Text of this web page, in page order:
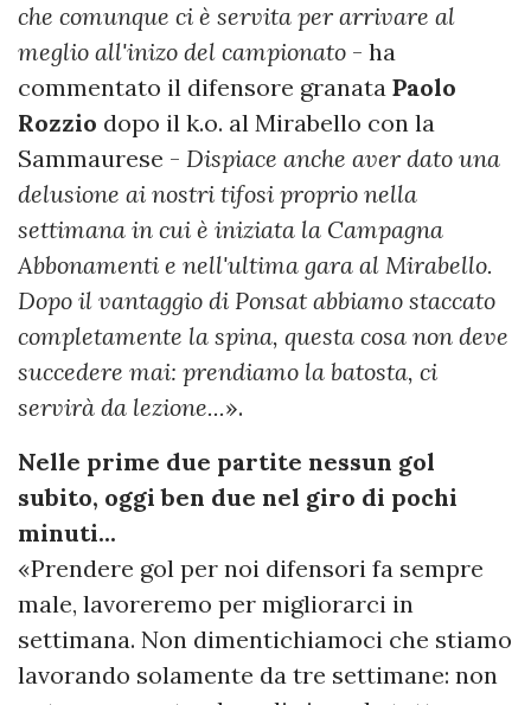
che comunque ci è servita per arrivare al
meglio all'inizo del campionato - ha
commentato il difensore granata Paolo
Rozzio dopo il k.o. al Mirabello con la
Sammaurese - Dispiace anche aver dato una
delusione ai nostri tifosi proprio nella
settimana in cui è iniziata la Campagna
Abbonamenti e nell'ultima gara al Mirabello.
Dopo il vantaggio di Ponsat abbiamo staccato
completamente la spina, questa cosa non deve
succedere mai: prendiamo la batosta, ci
servirà da lezione...».
Nelle prime due partite nessun gol
subito, oggi ben due nel giro di pochi
minuti...
«Prendere gol per noi difensori fa sempre
male, lavoreremo per migliorarci in
settimana. Non dimentichiamoci che stiamo
lavorando solamente da tre settimane: non